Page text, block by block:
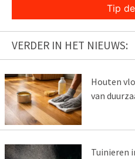
Tip
VERDER IN HET NIEUWS:
Houten
van
Tuinieren